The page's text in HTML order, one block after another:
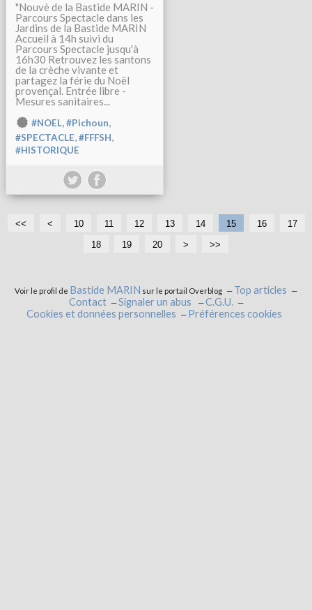
"Nouvè de la Bastide MARIN -
Parcours Spectacle dans les
Jardins de la Bastide MARIN
Accueil à 14h suivi du
Parcours Spectacle jusqu'à
16h30 Retrouvez les santons
de la crèche vivante et
partagez la férie du Noël
provençal. Entrée libre -
Mesures sanitaires...
#NOEL,#Pichoun,
#SPECTACLE,#FFFSH,
#HISTORIQUE
<< < 10 11 12 13 14 15 16
17
18
19 20 > >>
Voir le profil de Bastide MARIN sur le portail Overblog
Top articles
Contact
Signaler un abus
C.G.U.
Cookies et données personnelles
Préférences cookies